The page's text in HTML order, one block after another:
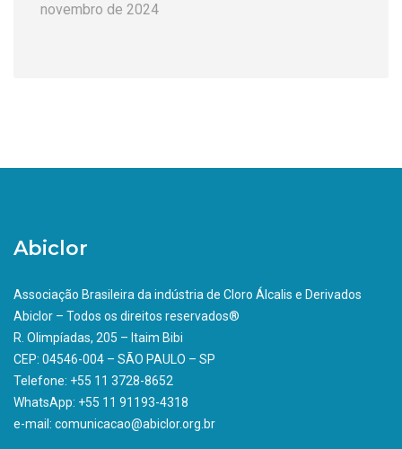
novembro de 2024
Abiclor
Associação Brasileira da indústria de Cloro Álcalis e Derivados
Abiclor – Todos os direitos reservados®
R. Olimpíadas, 205 – Itaim Bibi
CEP: 04546-004 – SÃO PAULO – SP
Telefone: +55 11 3728-8652
WhatsApp: +55 11 91193-4318
e-mail: comunicacao@abiclor.org.br